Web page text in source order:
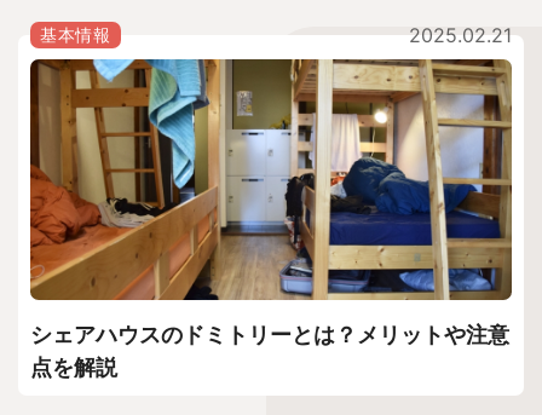
2025.02.21
基本情報
シェアハウスのドミトリーとは？メリットや注意
点を解説